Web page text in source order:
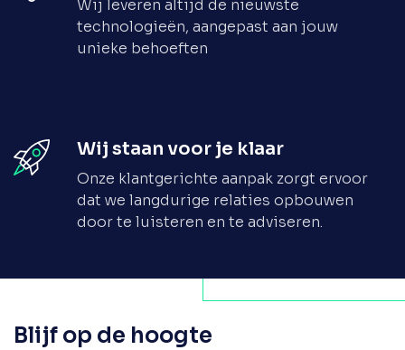
Wij leveren altijd de nieuwste
technologieën, aangepast aan jouw
unieke behoeften
Wij staan voor je klaar
Onze klantgerichte aanpak zorgt ervoor
dat we langdurige relaties opbouwen
door te luisteren en te adviseren.
Blijf op de hoogte